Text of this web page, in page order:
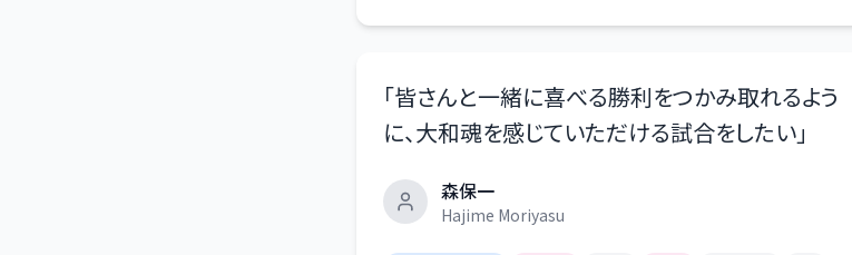
「皆さんと一緒に喜べる勝利をつかみ取れるよう
に、大和魂を感じていただける試合をしたい」
森保一
Hajime Moriyasu